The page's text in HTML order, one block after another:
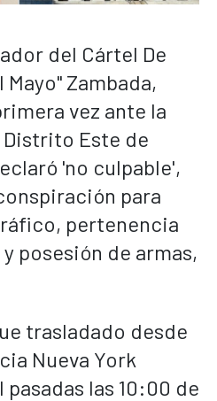
del Cártel De
Zambada,
vez ante la
Este de
'no culpable',
para
pertenencia
posesión de armas,
trasladado desde
Nueva York
las 10:00 de